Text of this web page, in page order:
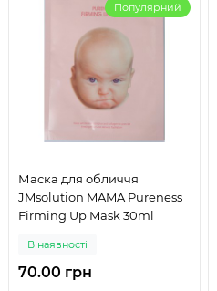
Популярний
Маска для обличчя
JMsolution MAMA Pureness
Firming Up Mask 30ml
В наявності
70.00 грн